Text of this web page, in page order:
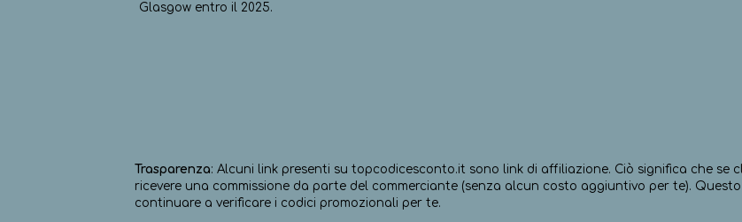
Glasgow entro il 2025.
Trasparenza: Alcuni link presenti su topcodicesconto.it sono link di affiliazione. Ciò significa che se
ricevere una commissione da parte del commerciante (senza alcun costo aggiuntivo per te).
continuare a verificare i codici promozionali per te.